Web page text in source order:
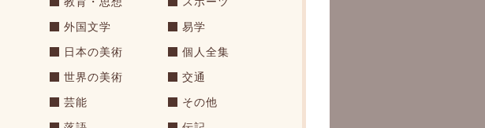
外国文学
易学
日本の美術
個人全集
世界の美術
交通
芸能
その他